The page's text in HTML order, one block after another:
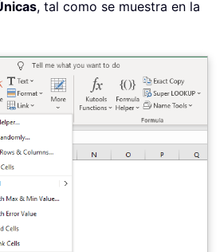
, tal como se muestra en la